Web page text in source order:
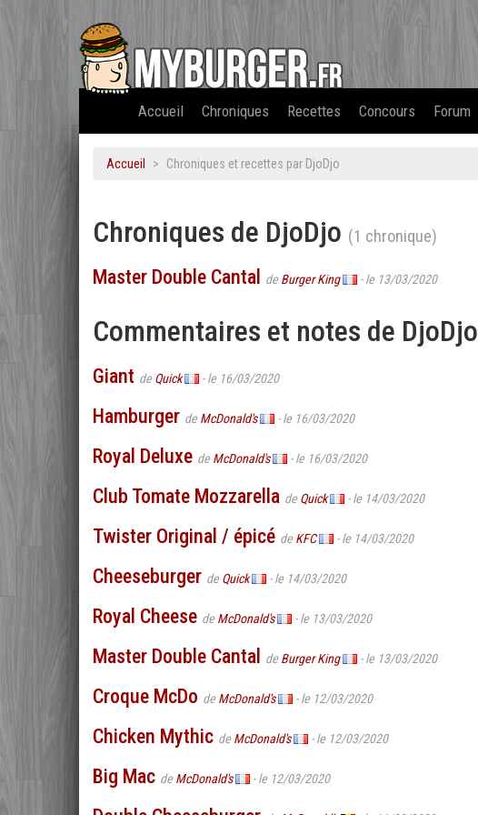
Accueil Chroniques Recettes Concours Forum
Accueil Chroniques et recettes par DjoDjo
Chroniques de DjoDjo (1 chronique)
Master Double Cantal de Burger King - le 13/03/2020
Commentaires et notes de DjoDjo
Giant de Quick - le 16/03/2020
Hamburger de McDonald's - le 16/03/2020
Royal Deluxe de McDonald's - le 16/03/2020
Club Tomate Mozzarella de Quick - le 14/03/2020
Twister Original / épicé de KFC - le 14/03/2020
Cheeseburger de Quick - le 14/03/2020
Royal Cheese de McDonald's - le 13/03/2020
Master Double Cantal de Burger King - le 13/03/2020
Croque McDo de McDonald's - le 12/03/2020
Chicken Mythic de McDonald's - le 12/03/2020
Big Mac de McDonald's - le 12/03/2020